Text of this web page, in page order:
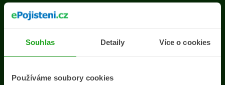
Souhlas Detaily Více o cookies
Používáme soubory cookies
Na stránce se vyskytla
chyba